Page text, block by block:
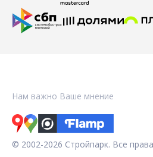
Нам важно Ваше мнение
© 2002-2026 Стройпарк. Все